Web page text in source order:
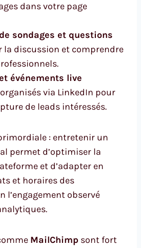
dans votre page
sondages et questions
la discussion et comprendre
événements live
via LinkedIn pour
de leads intéressés.
: entretenir un
permet d’optimiser la
et d’adapter en
et horaires des
l’engagement observé
MailChimp sont fort